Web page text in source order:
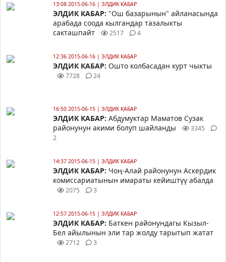
13:08 2015-06-16 | ЭЛДИК КАБАР
ЭЛДИК КАБАР: "Ош базарынын" айланасында
арабада соода кылгандар тазалыкты
сакташпайт
2517 4
12:36 2015-06-16 | ЭЛДИК КАБАР
ЭЛДИК КАБАР: Ошто колбасадан курт чыкты
7728 24
16:50 2015-06-15 | ЭЛДИК КАБАР
ЭЛДИК КАБАР: Абдумуктар Маматов Сузак
районунун акими болуп шайланды
3345
2
14:37 2015-06-15 | ЭЛДИК КАБАР
ЭЛДИК КАБАР: Чоң-Алай районунун Аскердик
комиссариатынын имараты кейиштүү абалда
2075 3
12:57 2015-06-15 | ЭЛДИК КАБАР
ЭЛДИК КАБАР: Баткен районундагы Кызыл-
Бел айылынын эли тар жолду тарытып жатат
2712 3